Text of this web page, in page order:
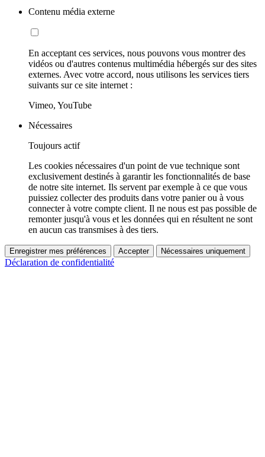
Contenu média externe
En acceptant ces services, nous pouvons vous montrer des
vidéos ou d'autres contenus multimédia hébergés sur des sites
externes. Avec votre accord, nous utilisons les services tiers
suivants sur ce site internet :
Vimeo, YouTube
Nécessaires
Toujours actif
Les cookies nécessaires d'un point de vue technique sont
exclusivement destinés à garantir les fonctionnalités de base
de notre site internet. Ils servent par exemple à ce que vous
puissiez collecter des produits dans votre panier ou à vous
connecter à votre compte client. Il ne nous est pas possible de
remonter jusqu'à vous et les données qui en résultent ne sont
en aucun cas transmises à des tiers.
Enregistrer mes préférences Accepter Nécessaires uniquement
Déclaration de confidentialité